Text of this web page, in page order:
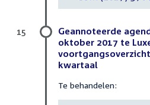
Geannoteerde
oktober 2017 te
kwartaal
Te behandelen:
15